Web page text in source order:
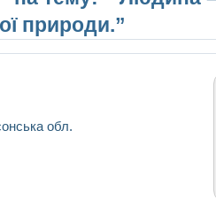
природи.”
обл.